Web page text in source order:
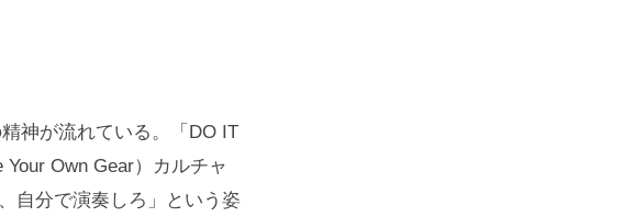
神が流れている。「DO IT
Own Gear）カルチャ
自分で演奏しろ」という姿